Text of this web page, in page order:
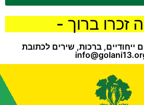
זכרו ברוך -
ייחודיים, ברכות, שירים לכתובת